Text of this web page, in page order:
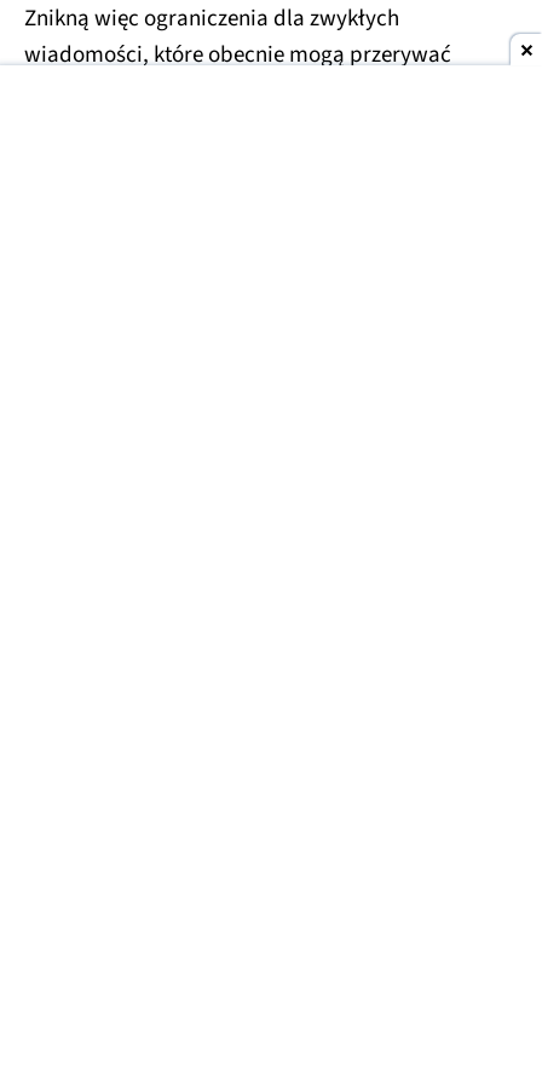
Znikną więc ograniczenia dla zwykłych
wiadomości, które obecnie mogą przerywać